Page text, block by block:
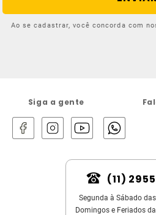
Ao se cadastrar, você concorda com
Siga a gente
(11)
Segunda à Sábado
Domingos e Feriados